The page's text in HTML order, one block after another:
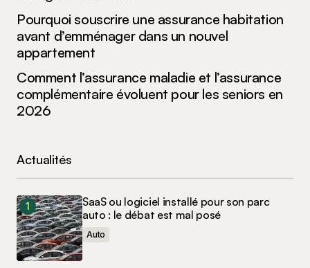
Pourquoi souscrire une assurance habitation
avant d’emménager dans un nouvel
appartement
Comment l’assurance maladie et l’assurance
complémentaire évoluent pour les seniors en
2026
Actualités
SaaS ou logiciel installé pour son parc
auto : le débat est mal posé
Auto